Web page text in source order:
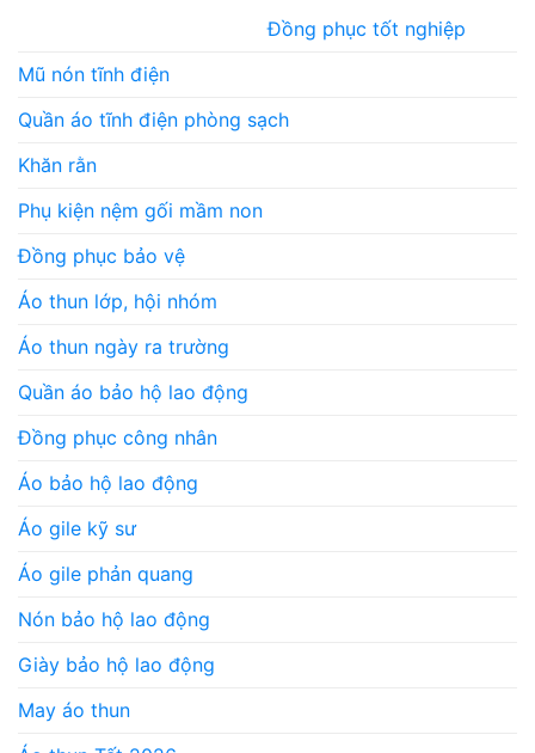
Đồng phục tốt nghiệp
Mũ nón tĩnh điện
Quần áo tĩnh điện phòng sạch
Khăn rằn
Phụ kiện nệm gối mầm non
Đồng phục bảo vệ
Áo thun lớp, hội nhóm
Áo thun ngày ra trường
Quần áo bảo hộ lao động
Đồng phục công nhân
Áo bảo hộ lao động
Áo gile kỹ sư
Áo gile phản quang
Nón bảo hộ lao động
Giày bảo hộ lao động
May áo thun